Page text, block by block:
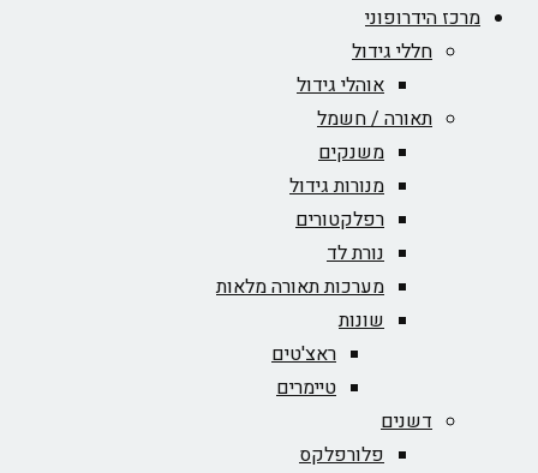
מרכז הידרופוני
חללי גידול
אוהלי גידול
תאורה / חשמל
משנקים
מנורות גידול
רפלקטורים
נורת לד
מערכות תאורה מלאות
שונות
ראצ'טים
טיימרים
דשנים
פלורפלקס